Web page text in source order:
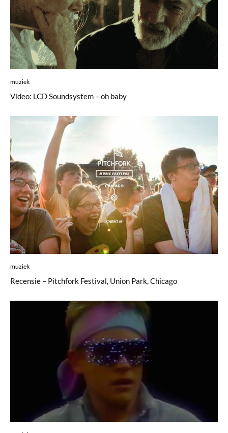
muziek
Video: LCD Soundsystem – oh baby
muziek
Recensie – Pitchfork Festival, Union Park, Chicago